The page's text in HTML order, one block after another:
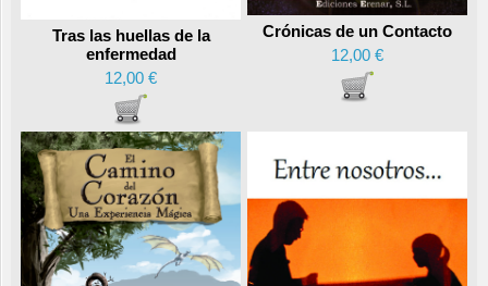
Tras las huellas de la
enfermedad
12,00 €
Crónicas de un Contacto
12,00 €